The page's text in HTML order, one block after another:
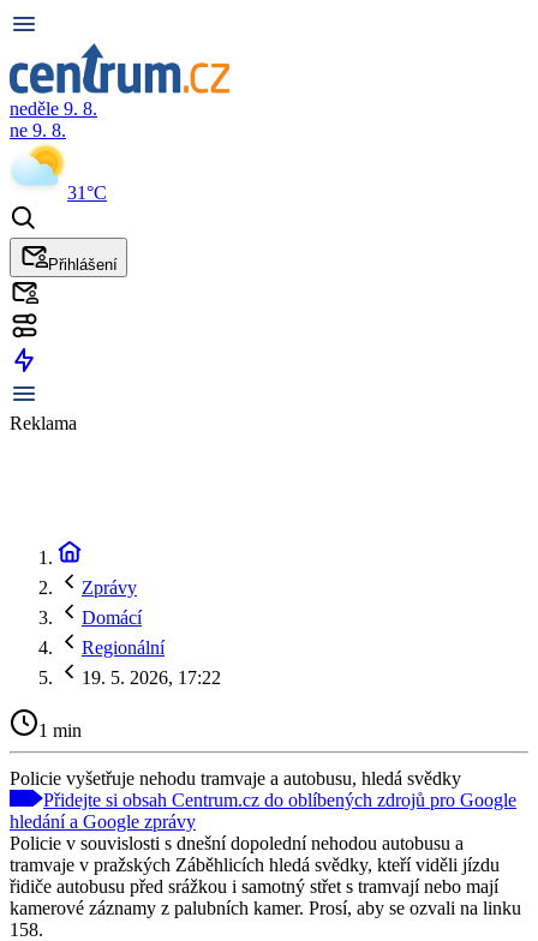
neděle 9. 8.
ne 9. 8.
31°C
Přihlášení
Reklama
Zprávy
Domácí
Regionální
19. 5. 2026, 17:22
1 min
Policie vyšetřuje nehodu tramvaje a autobusu, hledá svědky
Přidejte si obsah Centrum.cz do oblíbených zdrojů pro Google
hledání a Google zprávy
Policie v souvislosti s dnešní dopolední nehodou autobusu a
tramvaje v pražských Záběhlicích hledá svědky, kteří viděli jízdu
řidiče autobusu před srážkou i samotný střet s tramvají nebo mají
kamerové záznamy z palubních kamer. Prosí, aby se ozvali na linku
158.